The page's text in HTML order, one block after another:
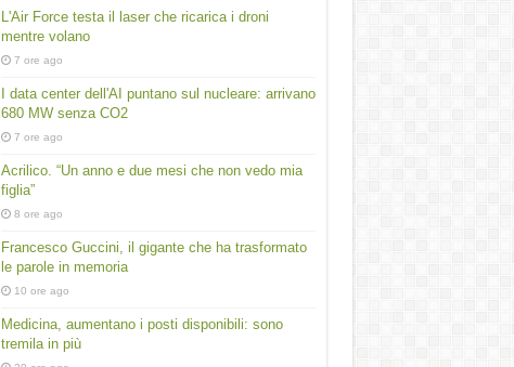
L'Air Force testa il laser che ricarica i droni
mentre volano
7 ore ago
I data center dell'AI puntano sul nucleare: arrivano
680 MW senza CO2
7 ore ago
Acrilico. “Un anno e due mesi che non vedo mia
figlia”
8 ore ago
Francesco Guccini, il gigante che ha trasformato
le parole in memoria
10 ore ago
Medicina, aumentano i posti disponibili: sono
tremila in più